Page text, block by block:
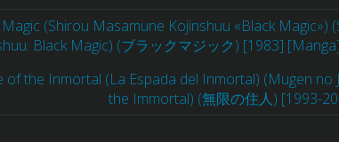
Magic (Shirou Masamune Kojinshuu «Black Magic»)
Black Magic) (ブラックマジック) [1983]
of the Inmortal (La Espada del Inmortal) (Mugen
the Immortal) (無限の住人) [1993-